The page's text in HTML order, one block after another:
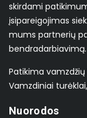
skirdami
įsipareigojimas
mums partnerių
bendradarbiavimą.
Patikima
Vamzdiniai
Nuorodos